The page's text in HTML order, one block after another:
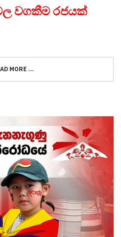
වගකීම රජයක්
MORE ...